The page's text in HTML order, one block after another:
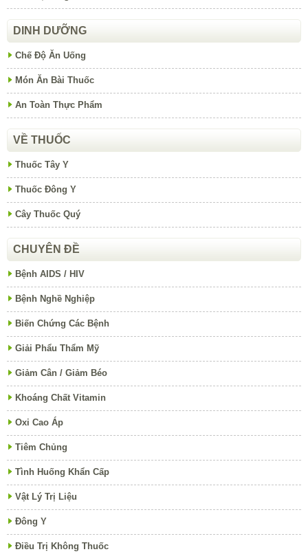
DINH DƯỠNG
Chế Độ Ăn Uống
Món Ăn Bài Thuốc
An Toàn Thực Phẩm
VỀ THUỐC
Thuốc Tây Y
Thuốc Đông Y
Cây Thuốc Quý
CHUYÊN ĐỀ
Bệnh AIDS / HIV
Bệnh Nghề Nghiệp
Biến Chứng Các Bệnh
Giải Phẩu Thẩm Mỹ
Giảm Cân / Giảm Béo
Khoáng Chất Vitamin
Oxi Cao Áp
Tiêm Chủng
Tình Huống Khẩn Cấp
Vật Lý Trị Liệu
Đông Y
Điều Trị Không Thuốc